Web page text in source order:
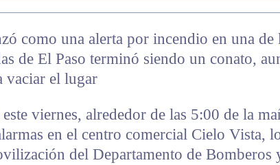
como una alerta por incendio en una de
de El Paso terminó siendo un conato,
vaciar el lugar
viernes, alrededor de las 5:00 de la
en el centro comercial Cielo Vista,
del Departamento de Bomberos